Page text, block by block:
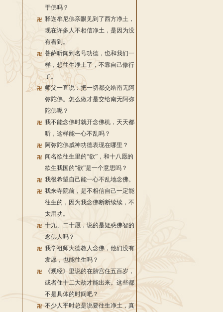
于佛吗？
释迦牟尼佛亲眼见到了西方净土，
现在许多人不相信净土，是因为没
有看到。
菩萨听闻到名号功德，也和我们一
样，想往生净土了，不靠自己修行
了。
师父一直说：把一切都交给南无阿
弥陀佛。怎么做才是交给南无阿弥
陀佛呢？
我不能念佛时就开念佛机，天天都
听，这样能一心不乱吗？
阿弥陀佛威神功德表现在哪里？
闻名欲往生里的“欲”，和十八愿的
欲生我国的“欲”是一个意思吗？
我很希望自己能一心不乱地念佛。
我来寺院前，是不相信自己一定能
往生的，因为我念佛断断续续，不
太用功。
十九、二十愿，说的是疑惑佛智的
念佛人吗？
我学祖师大德教人念佛，他们没有
发愿，也能往生吗？
《观经》里说的在胎宫住五百岁，
或者住十二大劫才能出来。这些都
不是具体的时间吧？
不少人平时总是说要往生净土，真